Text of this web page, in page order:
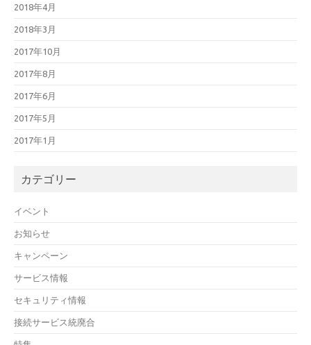
2018年4月
2018年3月
2017年10月
2017年8月
2017年6月
2017年5月
2017年1月
カテゴリー
イベント
お知らせ
キャンペーン
サービス情報
セキュリティ情報
接続サービス統廃合